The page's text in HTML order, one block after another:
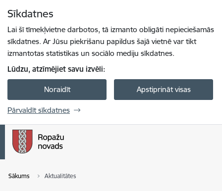
Sīkdatnes
Lai šī tīmekļvietne darbotos, tā izmanto obligāti nepieciešamās
sīkdatnes. Ar Jūsu piekrišanu papildus šajā vietnē var tikt
izmantotas statistikas un sociālo mediju sīkdatnes.
Lūdzu, atzīmējiet savu izvēli:
Noraidīt Apstiprināt visas
Pārvaldīt sīkdatnes
Sākums Aktualitātes